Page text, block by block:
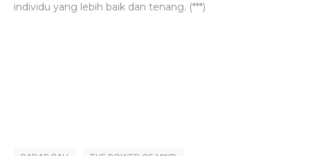
individu yang lebih baik dan tenang. (***)